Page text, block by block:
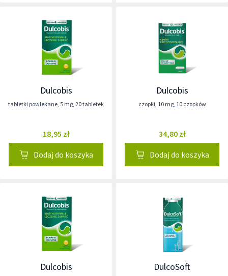
Dulcobis
tabletki powlekane, 5 mg, 20 tabletek
18,95 zł
Dodaj do koszyka
Dulcobis
czopki, 10 mg, 10 czopków
34,80 zł
Dodaj do koszyka
Dulcobis DulcoSoft